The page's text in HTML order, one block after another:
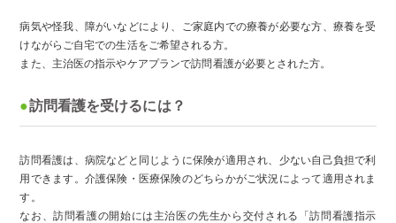
病気や怪我、障がいなどにより、ご家庭内での療養が必要な方、療養を受
けながらご自宅での生活をご希望される方。
また、主治医の指示やケアプランで訪問看護が必要とされた方。
訪問看護を受けるには？
訪問看護は、病院などと同じように保険が適用され、少ない自己負担で利
用できます。介護保険・医療保険のどちらかがご状況によって適用されま
す。
なお、訪問看護の開始には主治医の先生から交付される「訪問看護指示